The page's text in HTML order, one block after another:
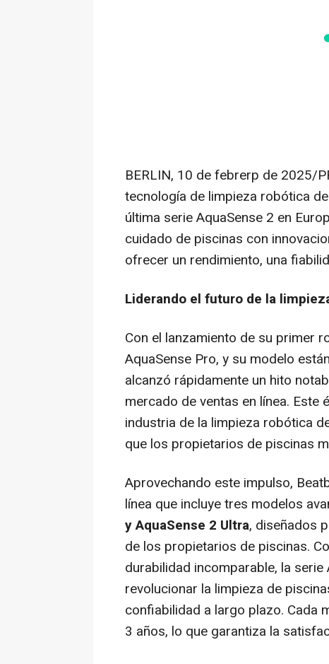
BERLIN, 10 de febrerp de 2025/
tecnología de limpieza robótica
última serieAquaSense 2 en
cuidado de piscinas con
ofrecer un rendimiento, una
Liderando el futuro de la
Con el lanzamiento de su primer
AquaSense Pro, y su modelo
alcanzó rápidamente un hito
mercado de ventas en línea. Este
industria de la limpieza robótica
que los propietarios de piscinas
Aprovechando este impulso,
línea que incluye tres modelos
y AquaSense 2 Ultra, diseñados
de los propietarios de piscinas.
durabilidad incomparable, la
revolucionar la limpieza de
confiabilidad a largo plazo. Cada
3 años, lo que garantiza la